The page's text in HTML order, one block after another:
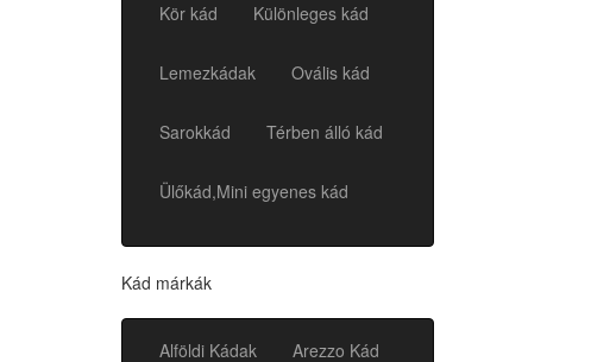
Kör kád Különleges kád
Lemezkádak Ovális kád
Sarokkád Térben álló kád
Ülőkád,Mini egyenes kád
Kád márkák
Alföldi Kádak Arezzo Kád